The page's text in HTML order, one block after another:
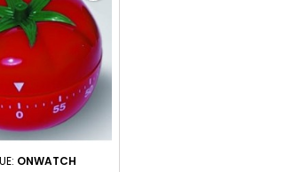
ONWATCH
2,90 €
3,90 €